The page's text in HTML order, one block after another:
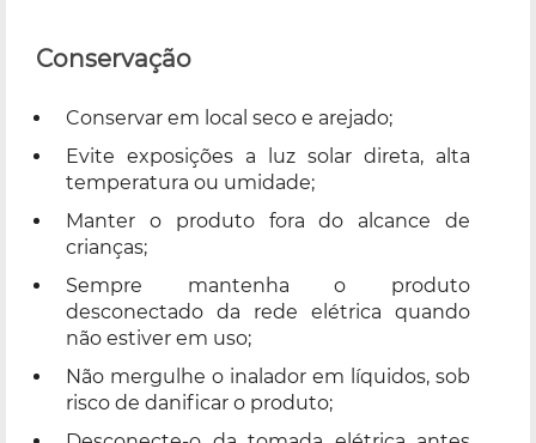
Conservação
Conservar em local seco e arejado;
Evite exposições a luz solar direta, alta
temperatura ou umidade;
Manter o produto fora do alcance de
crianças;
Sempre mantenha o produto
desconectado da rede elétrica quando
não estiver em uso;
Não mergulhe o inalador em líquidos, sob
risco de danificar o produto;